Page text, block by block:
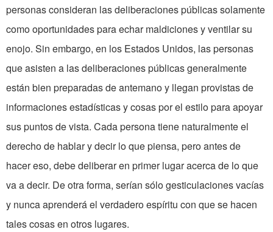
personas consideran las deliberaciones públicas solamente
como oportunidades para echar maldiciones y ventilar su
enojo. Sin embargo, en los Estados Unidos, las personas
que asisten a las deliberaciones públicas generalmente
están bien preparadas de antemano y llegan provistas de
informaciones estadísticas y cosas por el estilo para apoyar
sus puntos de vista. Cada persona tiene naturalmente el
derecho de hablar y decir lo que piensa, pero antes de
hacer eso, debe deliberar en primer lugar acerca de lo que
va a decir. De otra forma, serían sólo gesticulaciones vacías
y nunca aprenderá el verdadero espíritu con que se hacen
tales cosas en otros lugares.